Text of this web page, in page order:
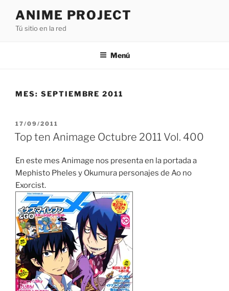
contenido
ANIME PROJECT
Tú sitio en la red
Menú
MES: SEPTIEMBRE 2011
PUBLICADO
EL
17/09/2011
Top ten Animage Octubre 2011 Vol. 400
En este mes Animage nos presenta en la portada a
Mephisto Pheles y Okumura personajes de Ao no
Exorcist.